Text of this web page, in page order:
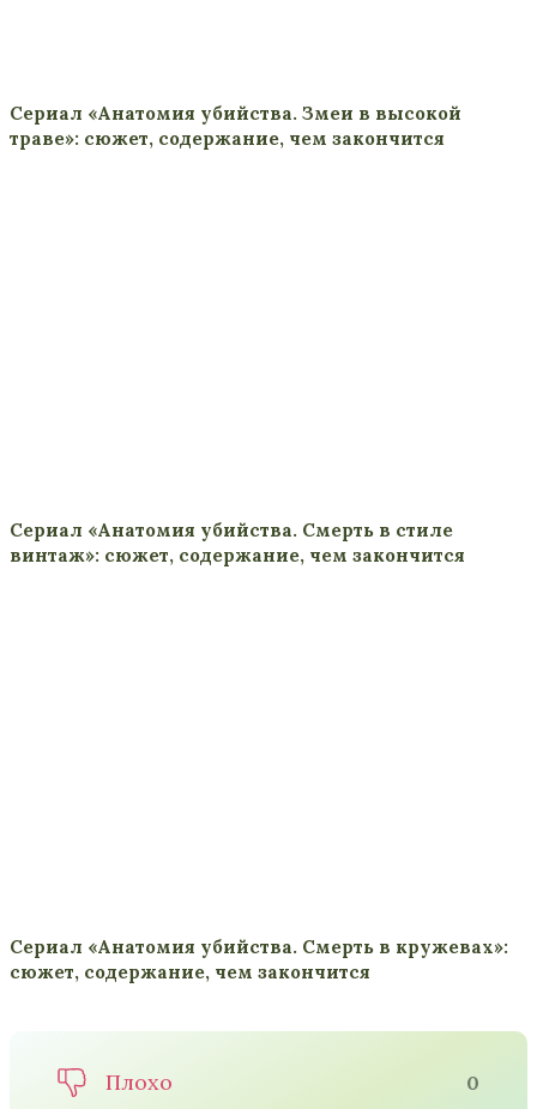
Сериал «Анатомия убийства. Змеи в высокой
траве»: сюжет, содержание, чем закончится
Сериал «Анатомия убийства. Смерть в стиле
винтаж»: сюжет, содержание, чем закончится
Сериал «Анатомия убийства. Смерть в кружевах»:
сюжет, содержание, чем закончится
Плохо 0